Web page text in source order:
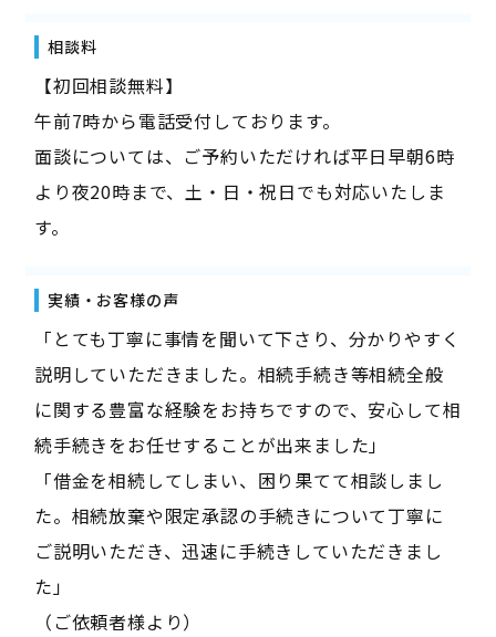
相談料
【初回相談無料】
午前7時から電話受付しております。
面談については、ご予約いただければ平日早朝6時
より夜20時まで、土・日・祝日でも対応いたしま
す。
実績・お客様の声
「とても丁寧に事情を聞いて下さり、分かりやすく
説明していただきました。相続手続き等相続全般
に関する豊富な経験をお持ちですので、安心して相
続手続きをお任せすることが出来ました」
「借金を相続してしまい、困り果てて相談しまし
た。相続放棄や限定承認の手続きについて丁寧に
ご説明いただき、迅速に手続きしていただきまし
た」
（ご依頼者様より）